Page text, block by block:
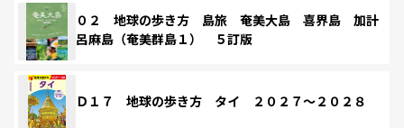
０２ 地球の歩き方 島旅 奄美大島 喜界島 加計
呂麻島（奄美群島１） ５訂版
Ｄ１７ 地球の歩き方 タイ ２０２７～２０２８